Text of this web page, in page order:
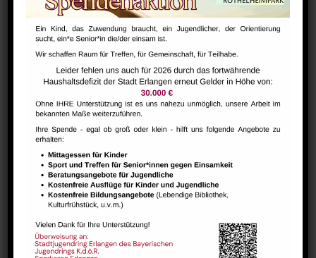
LEGO ROBOTIK & PROGRAMMIEREN FÜR KINDER AB 5
JAHRE
VERANSTALTUNGSORTE
Raum 102